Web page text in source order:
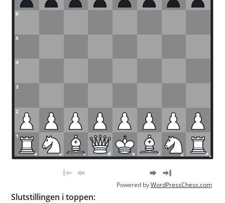
6
5
4
3
2
1
a b c d e f g h
Powered byWordPressChess.com
Slutstillingen i toppen: